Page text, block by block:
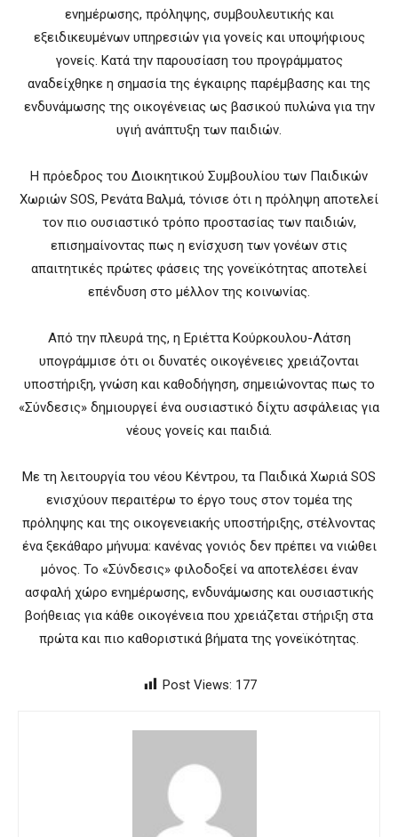
ενημέρωσης, πρόληψης, συμβουλευτικής και
εξειδικευμένων υπηρεσιών για γονείς και υποψήφιους
γονείς. Κατά την παρουσίαση του προγράμματος
αναδείχθηκε η σημασία της έγκαιρης παρέμβασης και της
ενδυνάμωσης της οικογένειας ως βασικού πυλώνα για την
υγιή ανάπτυξη των παιδιών.
Η πρόεδρος του Διοικητικού Συμβουλίου των Παιδικών
Χωριών SOS, Ρενάτα Βαλμά, τόνισε ότι η πρόληψη αποτελεί
τον πιο ουσιαστικό τρόπο προστασίας των παιδιών,
επισημαίνοντας πως η ενίσχυση των γονέων στις
απαιτητικές πρώτες φάσεις της γονεϊκότητας αποτελεί
επένδυση στο μέλλον της κοινωνίας.
Από την πλευρά της, η Εριέττα Κούρκουλου-Λάτση
υπογράμμισε ότι οι δυνατές οικογένειες χρειάζονται
υποστήριξη, γνώση και καθοδήγηση, σημειώνοντας πως το
«Σύνδεσις» δημιουργεί ένα ουσιαστικό δίχτυ ασφάλειας για
νέους γονείς και παιδιά.
Με τη λειτουργία του νέου Κέντρου, τα Παιδικά Χωριά SOS
ενισχύουν περαιτέρω το έργο τους στον τομέα της
πρόληψης και της οικογενειακής υποστήριξης, στέλνοντας
ένα ξεκάθαρο μήνυμα: κανένας γονιός δεν πρέπει να νιώθει
μόνος. Το «Σύνδεσις» φιλοδοξεί να αποτελέσει έναν
ασφαλή χώρο ενημέρωσης, ενδυνάμωσης και ουσιαστικής
βοήθειας για κάθε οικογένεια που χρειάζεται στήριξη στα
πρώτα και πιο καθοριστικά βήματα της γονεϊκότητας.
Post Views: 177